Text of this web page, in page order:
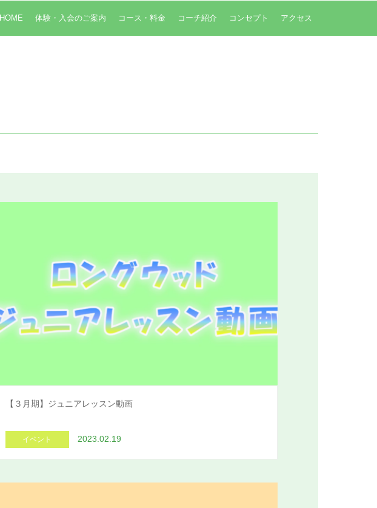
HOME 体験・入会のご案内 コース・料金 コーチ紹介 コンセプト アクセス
【３月期】ジュニアレッスン動画
イベント 2023.02.19